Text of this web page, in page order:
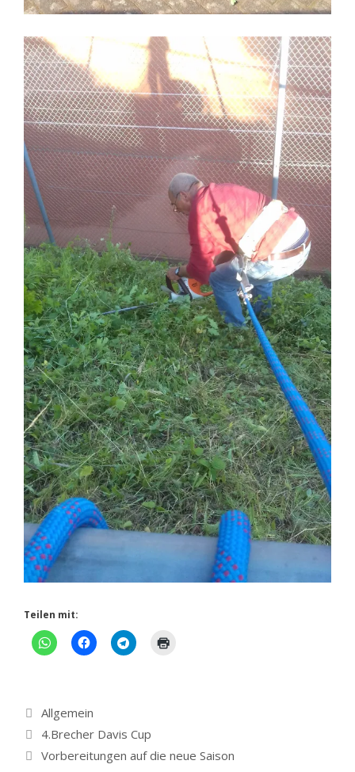
Teilen mit:
Kategorien
Allgemein
4.Brecher Davis Cup
Vorbereitungen auf die neue Saison